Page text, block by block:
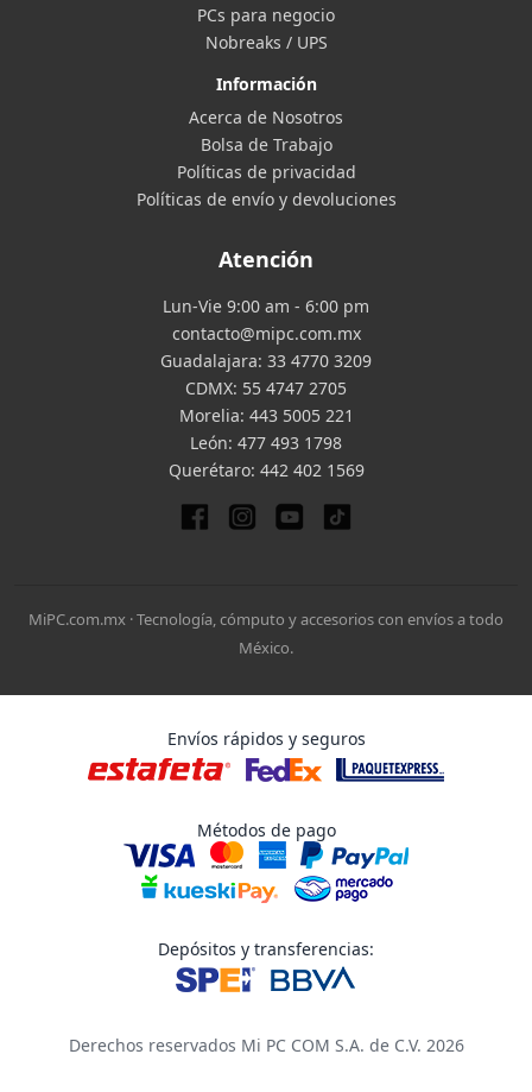
PCs para negocio
Nobreaks / UPS
Información
Acerca de Nosotros
Bolsa de Trabajo
Políticas de privacidad
Políticas de envío y devoluciones
Atención
Lun-Vie 9:00 am - 6:00 pm
contacto@mipc.com.mx
Guadalajara: 33 4770 3209
CDMX: 55 4747 2705
Morelia: 443 5005 221
León: 477 493 1798
Querétaro: 442 402 1569
MiPC.com.mx · Tecnología, cómputo y accesorios con envíos a todo
México.
Envíos rápidos y seguros
Métodos de pago
Depósitos y transferencias:
Derechos reservados Mi PC COM S.A. de C.V. 2026